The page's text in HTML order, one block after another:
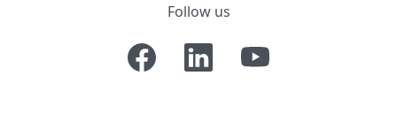
Follow us